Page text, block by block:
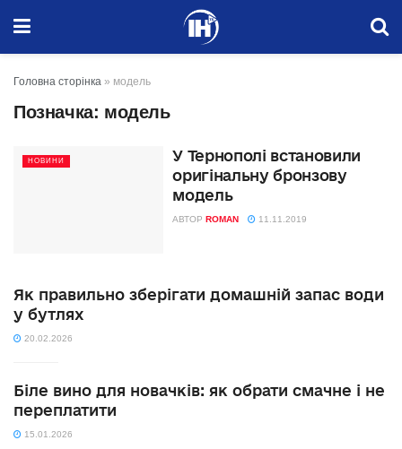
Головна сторінка » модель
Позначка: модель
НОВИНИ
У Тернополі встановили
оригінальну бронзову
модель
АВТОР ROMAN 11.11.2019
Як правильно зберігати домашній запас води
у бутлях
20.02.2026
Біле вино для новачків: як обрати смачне і не
переплатити
15.01.2026